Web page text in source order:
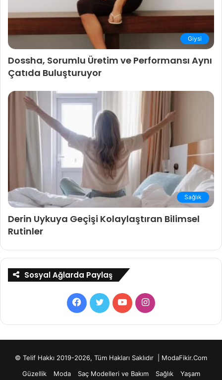
Giysi
Dossha, Sorumlu Üretim ve Performansı Aynı
Çatıda Buluşturuyor
Sağlık
Derin Uykuya Geçişi Kolaylaştıran Bilimsel
Rutinler
Sosyal Ağlarda Paylaş
Facebook
TwitterYouTubeInstagram
© Telif Hakkı 2019-2026, Tüm Hakları Saklıdır | ModaFikir.Com
Güzellik
Moda Saç Modelleri ve Bakım Sağlık Yaşam